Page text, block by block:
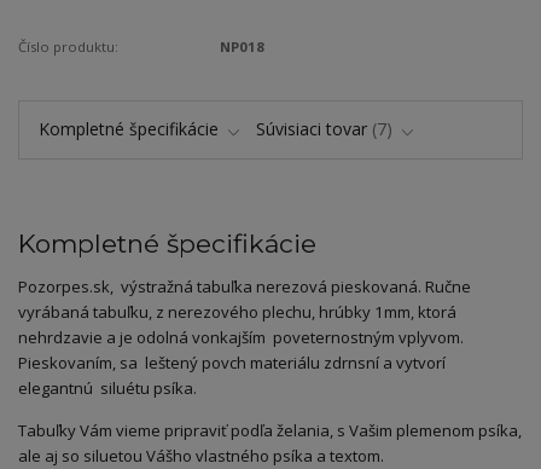
Číslo produktu: NP018
Kompletné špecifikácie Súvisiaci tovar 7
Kompletné špecifikácie
Pozorpes.sk, výstražná tabuľka nerezová pieskovaná. Ručne
vyrábaná tabuľku, z nerezového plechu, hrúbky 1mm, ktorá
nehrdzavie a je odolná vonkajším poveternostným vplyvom.
Pieskovaním, sa leštený povch materiálu zdrnsní a vytvorí
elegantnú siluétu psíka.
Tabuľky Vám vieme pripraviť podľa želania, s Vašim plemenom psíka,
ale aj so siluetou Vášho vlastného psíka a textom.